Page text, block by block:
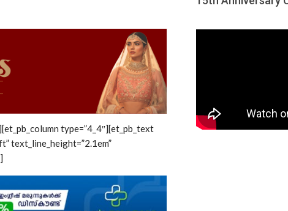
type=”4_4″][et_pb_text
text_line_height=”2.1em”